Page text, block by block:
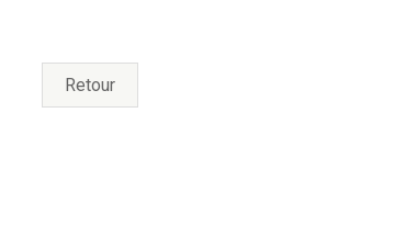
Retour